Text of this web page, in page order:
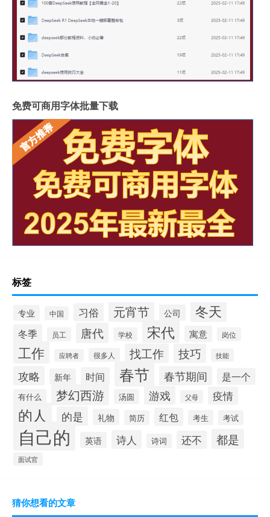
免费可商用字体批量下载
标签
专业 中国 习俗 元宵节 公司 冬天
冬季 员工 唐代 学校 宋代 寓意 岗位
工作 应聘者 很多人 找工作 技巧 技能
攻略 新年 时间 春节 春节期间 是一个
有什么 梦幻西游 汤圆 游戏 父母 疫情
的人 的是 礼物 简历 红包 考生 考试
自己的 英语 诗人 诗词 还不 都是
面试官
猜你想看的文章